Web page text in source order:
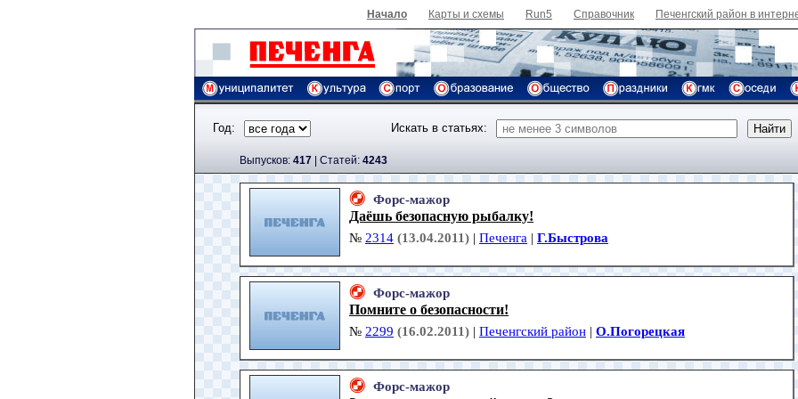
Начало Карты и схемы Run5 Справочник Печенгский район в
Год: Искать в статьях:
Выпусков: 417 | Cтатей: 4243
Форс-мажор
Даёшь безопасную рыбалку!
№ 2314 (13.04.2011) | Печенга | Г.Быстрова
Форс-мажор
Помните о безопасности!
№ 2299 (16.02.2011) | Печенгский район | О.Погорецкая
Форс-мажор